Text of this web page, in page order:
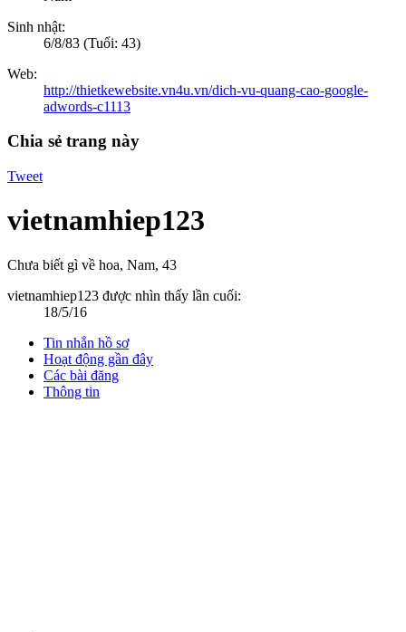
Sinh nhật:
6/8/83 (Tuổi: 43)
Web:
http://thietkewebsite.vn4u.vn/dich-vu-quang-cao-google-
adwords-c1113
Chia sẻ trang này
Tweet
vietnamhiep123
Chưa biết gì về hoa, Nam, 43
vietnamhiep123 được nhìn thấy lần cuối:
18/5/16
Tin nhắn hồ sơ
Hoạt động gần đây
Các bài đăng
Thông tin